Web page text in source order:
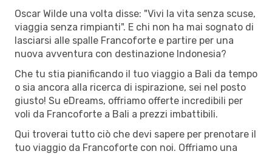
Oscar Wilde una volta disse: "Vivi la vita senza scuse,
viaggia senza rimpianti". E chi non ha mai sognato di
lasciarsi alle spalle Francoforte e partire per una
nuova avventura con destinazione Indonesia?
Che tu stia pianificando il tuo viaggio a Bali da tempo
o sia ancora alla ricerca di ispirazione, sei nel posto
giusto! Su eDreams, offriamo offerte incredibili per
voli da Francoforte a Bali a prezzi imbattibili.
Qui troverai tutto ciò che devi sapere per prenotare il
tuo viaggio da Francoforte con noi. Offriamo una